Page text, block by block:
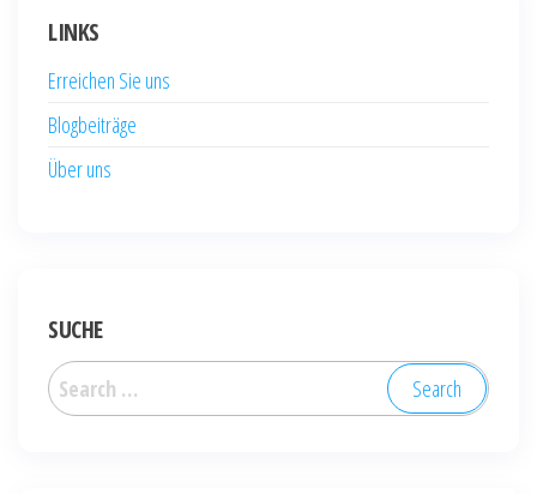
LINKS
Erreichen Sie uns
Blogbeiträge
Über uns
SUCHE
Search
for: